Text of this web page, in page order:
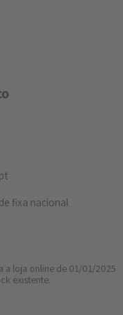
fixa nacional
a loja online de 01/01/2025
existente.